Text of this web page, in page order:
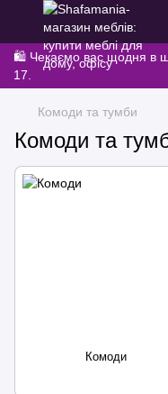
🛍️ Чекаємо вас щодня в
17.
Комоди та тумби
Комоди та
Комоди